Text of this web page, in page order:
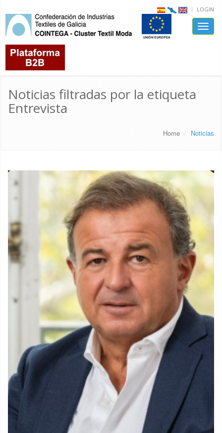
LOGIN
Toggle
Noticias filtradas por la etiqueta
Entrevista
Home Noticias